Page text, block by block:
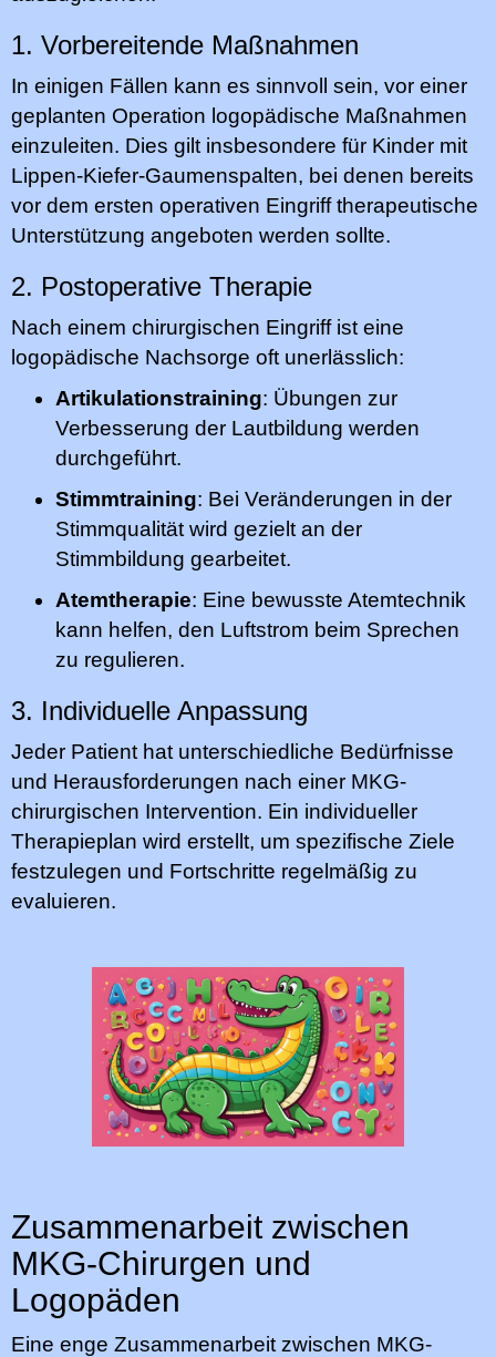
1. Vorbereitende Maßnahmen
In einigen Fällen kann es sinnvoll sein, vor einer
geplanten Operation logopädische Maßnahmen
einzuleiten. Dies gilt insbesondere für Kinder mit
Lippen-Kiefer-Gaumenspalten, bei denen bereits
vor dem ersten operativen Eingriff therapeutische
Unterstützung angeboten werden sollte.
2. Postoperative Therapie
Nach einem chirurgischen Eingriff ist eine
logopädische Nachsorge oft unerlässlich:
Artikulationstraining: Übungen zur
Verbesserung der Lautbildung werden
durchgeführt.
Stimmtraining: Bei Veränderungen in der
Stimmqualität wird gezielt an der
Stimmbildung gearbeitet.
Atemtherapie: Eine bewusste Atemtechnik
kann helfen, den Luftstrom beim Sprechen
zu regulieren.
3. Individuelle Anpassung
Jeder Patient hat unterschiedliche Bedürfnisse
und Herausforderungen nach einer MKG-
chirurgischen Intervention. Ein individueller
Therapieplan wird erstellt, um spezifische Ziele
festzulegen und Fortschritte regelmäßig zu
evaluieren.
Zusammenarbeit zwischen
MKG-Chirurgen und
Logopäden
Eine enge Zusammenarbeit zwischen MKG-